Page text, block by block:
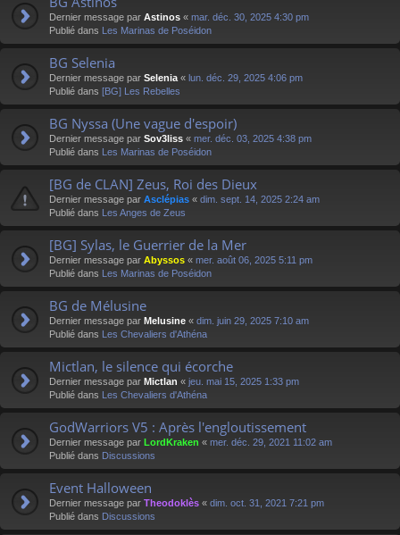
Dernier message par Astinos « mar. déc. 30, 2025 4:30 pm
Publié dans Les Marinas de Poséidon
BG Selenia
Dernier message par Selenia « lun. déc. 29, 2025 4:06 pm
Publié dans [BG] Les Rebelles
BG Nyssa (Une vague d'espoir)
Dernier message par Sov3liss « mer. déc. 03, 2025 4:38 pm
Publié dans Les Marinas de Poséidon
[BG de CLAN] Zeus, Roi des Dieux
Dernier message par Asclépias « dim. sept. 14, 2025 2:24 am
Publié dans Les Anges de Zeus
[BG] Sylas, le Guerrier de la Mer
Dernier message par Abyssos « mer. août 06, 2025 5:11 pm
Publié dans Les Marinas de Poséidon
BG de Mélusine
Dernier message par Melusine « dim. juin 29, 2025 7:10 am
Publié dans Les Chevaliers d'Athéna
Mictlan, le silence qui écorche
Dernier message par Mictlan « jeu. mai 15, 2025 1:33 pm
Publié dans Les Chevaliers d'Athéna
GodWarriors V5 : Après l'engloutissement
Dernier message par LordKraken « mer. déc. 29, 2021 11:02 am
Publié dans Discussions
Event Halloween
Dernier message par Theodoklès « dim. oct. 31, 2021 7:21 pm
Publié dans Discussions